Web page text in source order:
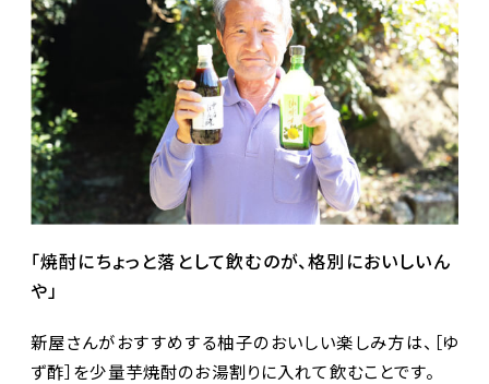
「焼酎にちょっと落として飲むのが、格別においしいん
や」
新屋さんがおすすめする柚子のおいしい楽しみ方は、［ゆ
ず酢］を少量芋焼酎のお湯割りに入れて飲むことです。